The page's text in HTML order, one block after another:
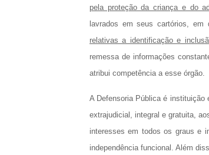
pela proteção da criança e do
lavrados em seus cartórios, em
relativas a identificação e
remessa de informações
atribui competência a esse órgão.
A Defensoria Pública é
extrajudicial, integral e gratuita,
interesses em todos os graus e
independência funcional. Além